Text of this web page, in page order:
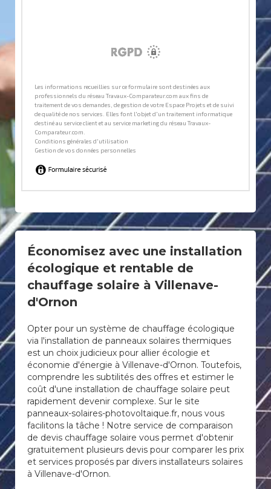
Économisez avec une installation
écologique et rentable de
chauffage solaire à Villenave-
d'Ornon
Opter pour un système de chauffage écologique
via l'installation de panneaux solaires thermiques
est un choix judicieux pour allier écologie et
économie d'énergie à Villenave-d'Ornon. Toutefois,
comprendre les subtilités des offres et estimer le
coût d'une installation de chauffage solaire peut
rapidement devenir complexe. Sur le site
panneaux-solaires-photovoltaique.fr, nous vous
facilitons la tâche ! Notre service de comparaison
de devis chauffage solaire vous permet d'obtenir
gratuitement plusieurs devis pour comparer les prix
et services proposés par divers installateurs solaires
à Villenave-d'Ornon.